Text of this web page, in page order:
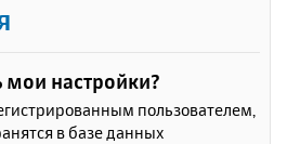
настройки?
пользователем,
в базе данных